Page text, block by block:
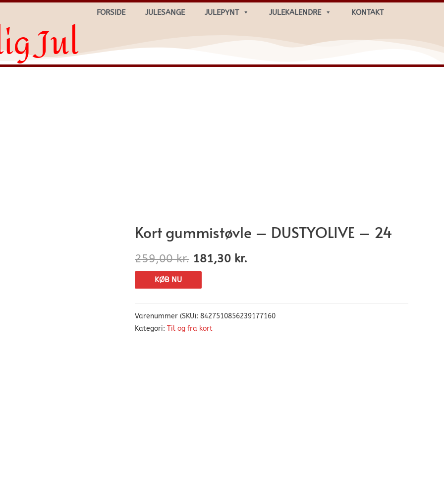
FORSIDE JULESANGE JULEPYNT JULEKALENDRE KONTAKT
Jul
Kort gummistøvle – DUSTYOLIVE – 24
259,00kr. 181,30 kr.
KØB NU
Varenummer (SKU): 8427510856239177160
Kategori: Til og fra kort